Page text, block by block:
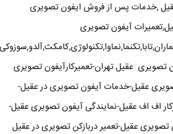
,خدمات پس از فروش ایفون تصویری
آیفون تصویری
تصویری عقیل تهران-تعمیرکارآیفون تصویری
عقیل-خدمات آیفون تصویری در عقیل-
اف اف عقیل-نمایندگی آیفون تصویری عقیل-
عقیل-تعمیر دربازکن تصویری در عقیل